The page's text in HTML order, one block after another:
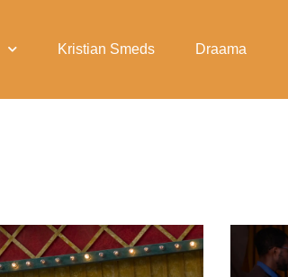
Kristian Smeds Draama